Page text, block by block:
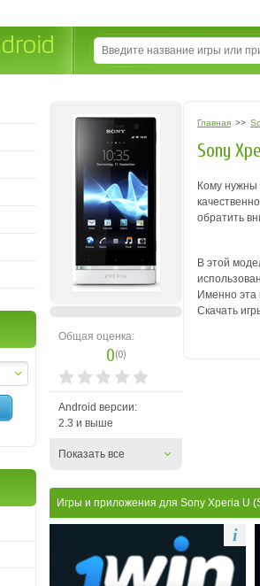
Общая оценка:
0(0)
Android версии:
2.3 и выше
Показать все
Главная >>
Sony
Кому нужны
обратить
В этой
Именно эта
Скачать
Игры и приложения для Sony Xperia U
i